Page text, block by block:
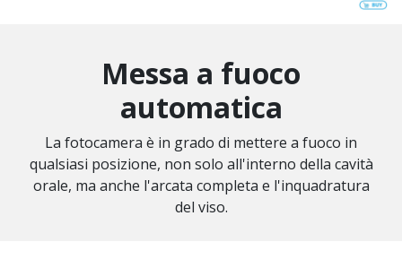
Messa a fuoco
automatica
La fotocamera è in grado di mettere a fuoco in
qualsiasi posizione, non solo all'interno della cavità
orale, ma anche l'arcata completa e l'inquadratura
del viso.